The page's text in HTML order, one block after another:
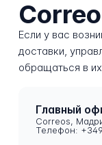
Если у вас
доставки,
обращаться в
Главный
Correos,
Телефон: